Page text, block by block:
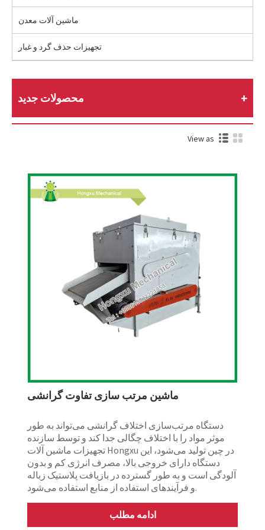
ماشین آلات معدن
تجهیزات حذف گرد و غبار
محصولات جدید
View as
ماشین مرتب سازی تفاوت گرانشی
دستگاه مرتب‌سازی اختلاف گرانشی می‌تواند به طور
موثر مواد را با اختلاف چگالی جدا کند و توسط سازنده
تجهیزات ماشین آلات Hongxu در چین تولید می‌شود، این
دستگاه دارای خروجی بالا، مصرف انرژی کم و بدون
آلودگی است و به طور گسترده در بازیافت پلاستیک زباله
و فرآیندهای استفاده از منابع استفاده می‌شود.
ادامه مطلب